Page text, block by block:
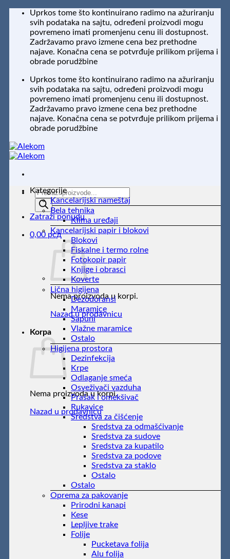
Preskoči
sadržaj
Uprkos tome što kontinuirano radimo na ažuriranju
svih podataka na sajtu, određeni proizvodi mogu
povremeno imati promenjenu cenu ili dostupnost.
Zadržavamo pravo izmene cena bez prethodne
najave. Konačna cena se potvrđuje prilikom prijema i
obrade porudžbine
Uprkos tome što kontinuirano radimo na ažuriranju
svih podataka na sajtu, određeni proizvodi mogu
povremeno imati promenjenu cenu ili dostupnost.
Zadržavamo pravo izmene cena bez prethodne
najave. Konačna cena se potvrđuje prilikom prijema i
obrade porudžbine
Products
search
Zatraži ponudu
0,00 рсд
Nema proizvoda u korpi.
Nazad u prodavnicu
Korpa
Nema proizvoda u korpi.
Nazad u prodavnicu
Kategorije
Kancelarijski nameštaj
Bela tehnika
Klima uređaji
Kancelarijski papir i blokovi
Blokovi
Fiskalne i termo rolne
Fotokopir papir
Knjige i obrasci
Koverte
Lična higijena
Dezodoransi
Maramice
Sapuni
Vlažne maramice
Ostalo
Higijena prostora
Dezinfekcija
Krpe
Odlaganje smeća
Osveživači vazduha
Prašak i omekšivač
Rukavice
Sredstva za čišćenje
Sredstva za odmašćivanje
Sredstva za sudove
Sredstva za kupatilo
Sredstva za podove
Sredstva za staklo
Ostalo
Ostalo
Oprema za pakovanje
Prirodni kanapi
Kese
Lepljive trake
Folije
Pucketava folija
Alu folija